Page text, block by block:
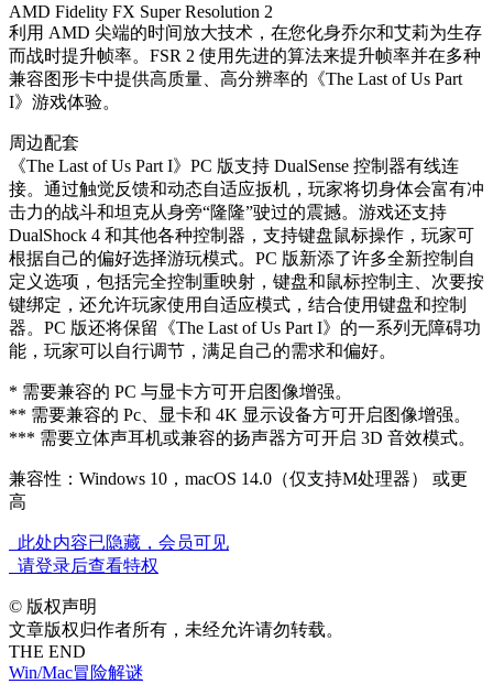
AMD Fidelity FX Super Resolution 2
利用 AMD 尖端的时间放大技术，在您化身乔尔和艾莉为生存
而战时提升帧率。FSR 2 使用先进的算法来提升帧率并在多种
兼容图形卡中提供高质量、高分辨率的《The Last of Us Part
I》游戏体验。
周边配套
《The Last of Us Part I》PC 版支持 DualSense 控制器有线连
接。通过触觉反馈和动态自适应扳机，玩家将切身体会富有冲
击力的战斗和坦克从身旁“隆隆”驶过的震撼。游戏还支持
DualShock 4 和其他各种控制器，支持键盘鼠标操作，玩家可
根据自己的偏好选择游玩模式。PC 版新添了许多全新控制自
定义选项，包括完全控制重映射，键盘和鼠标控制主、次要按
键绑定，还允许玩家使用自适应模式，结合使用键盘和控制
器。PC 版还将保留《The Last of Us Part I》的一系列无障碍功
能，玩家可以自行调节，满足自己的需求和偏好。
* 需要兼容的 PC 与显卡方可开启图像增强。
** 需要兼容的 Pc、显卡和 4K 显示设备方可开启图像增强。
*** 需要立体声耳机或兼容的扬声器方可开启 3D 音效模式。
兼容性：Windows 10，macOS 14.0（仅支持M处理器） 或更
高
此处内容已隐藏，会员可见
请登录后查看特权
© 版权声明
文章版权归作者所有，未经允许请勿转载。
THE END
Win/Mac冒险解谜